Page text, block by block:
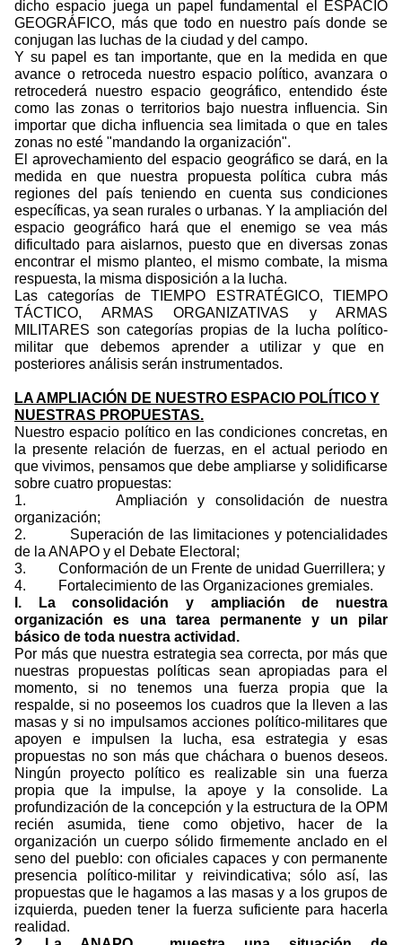
dicho espacio juega un papel fundamental el ESPACIO
GEOGRÁFICO, más que todo en nuestro país donde se
conjugan las luchas de la ciudad y del campo.
Y su papel es tan importante, que en la medida en que
avance o retroceda nuestro espacio político, avanzara o
retrocederá nuestro espacio geográfico, entendido éste
como las zonas o territorios bajo nuestra influencia. Sin
importar que dicha influencia sea limitada o que en tales
zonas no esté "mandando la organización".
El aprovechamiento del espacio geográfico se dará, en la
medida en que nuestra propuesta política cubra más
regiones del país teniendo en cuenta sus condiciones
específicas, ya sean rurales o urbanas. Y la ampliación del
espacio geográfico hará que el enemigo se vea más
dificultado para aislarnos, puesto que en diversas zonas
encontrar el mismo planteo, el mismo combate, la misma
respuesta, la misma disposición a la lucha.
Las categorías de TIEMPO ESTRATÉGICO, TIEMPO
TÁCTICO, ARMAS ORGANIZATIVAS y ARMAS
MILITARES son categorías propias de la lucha político-
militar que debemos aprender a utilizar y que en
posteriores análisis serán instrumentados.
LA AMPLIACIÓN DE NUESTRO ESPACIO POLÍTICO Y
NUESTRAS PROPUESTAS.
Nuestro espacio político en las condiciones concretas, en
la presente relación de fuerzas, en el actual periodo en
que vivimos, pensamos que debe ampliarse y solidificarse
sobre cuatro propuestas:
1.
Ampliación y consolidación de nuestra
organización;
2.
Superación de las limitaciones y potencialidades
de la ANAPO y el Debate Electoral;
3.
Conformación de un Frente de unidad Guerrillera; y
4.
Fortalecimiento de las Organizaciones gremiales.
l. La consolidación y ampliación de nuestra
organización es una tarea permanente y un pilar
básico de toda nuestra actividad.
Por más que nuestra estrategia sea correcta, por más que
nuestras propuestas políticas sean apropiadas para el
momento, si no tenemos una fuerza propia que la
respalde, si no poseemos los cuadros que la lleven a las
masas y si no impulsamos acciones político-militares que
apoyen e impulsen la lucha, esa estrategia y esas
propuestas no son más que cháchara o buenos deseos.
Ningún proyecto político es realizable sin una fuerza
propia que la impulse, la apoye y la consolide. La
profundización de la concepción y la estructura de la OPM
recién asumida, tiene como objetivo, hacer de la
organización un cuerpo sólido firmemente anclado en el
seno del pueblo: con oficiales capaces y con permanente
presencia político-militar y reivindicativa; sólo así, las
propuestas que le hagamos a las masas y a los grupos de
izquierda, pueden tener la fuerza suficiente para hacerla
realidad.